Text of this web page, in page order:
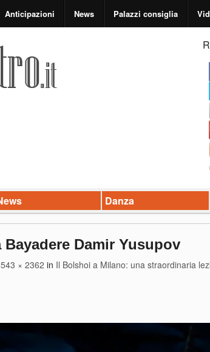
Anticipazioni News Palazzi consiglia
Danza
Damir Yusupov
× 2362 in Il Bolshoi a Milano: una straordinaria